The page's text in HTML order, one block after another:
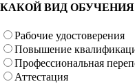
КАКОЙ ВИД ОБУЧЕНИЯ
Рабочие удостоверения
Повышение
Профессиональная
Аттестация